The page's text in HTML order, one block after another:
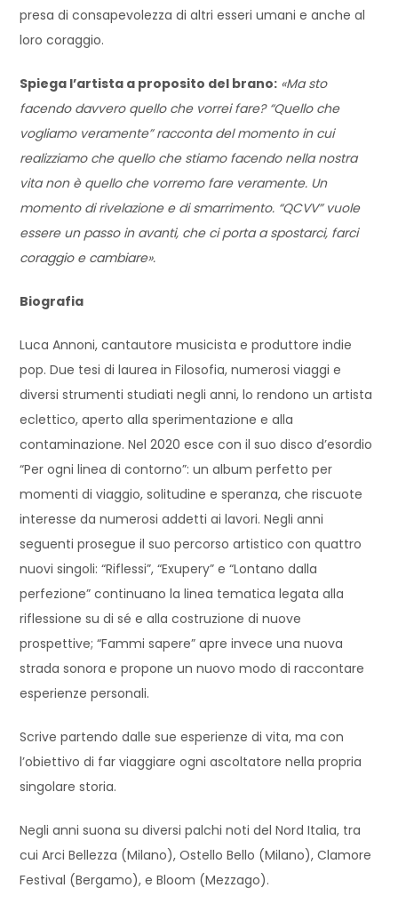
presa di consapevolezza di altri esseri umani e anche al
loro coraggio.
Spiega l’artista a proposito del brano: «Ma sto
facendo davvero quello che vorrei fare? “Quello che
vogliamo veramente” racconta del momento in cui
realizziamo che quello che stiamo facendo nella nostra
vita non è quello che vorremo fare veramente. Un
momento di rivelazione e di smarrimento. “QCVV” vuole
essere un passo in avanti, che ci porta a spostarci, farci
coraggio e cambiare».
Biografia
Luca Annoni, cantautore musicista e produttore indie
pop. Due tesi di laurea in Filosofia, numerosi viaggi e
diversi strumenti studiati negli anni, lo rendono un artista
eclettico, aperto alla sperimentazione e alla
contaminazione. Nel 2020 esce con il suo disco d’esordio
“Per ogni linea di contorno”: un album perfetto per
momenti di viaggio, solitudine e speranza, che riscuote
interesse da numerosi addetti ai lavori. Negli anni
seguenti prosegue il suo percorso artistico con quattro
nuovi singoli: “Riflessi”, “Exupery” e “Lontano dalla
perfezione” continuano la linea tematica legata alla
riflessione su di sé e alla costruzione di nuove
prospettive; “Fammi sapere” apre invece una nuova
strada sonora e propone un nuovo modo di raccontare
esperienze personali.
Scrive partendo dalle sue esperienze di vita, ma con
l’obiettivo di far viaggiare ogni ascoltatore nella propria
singolare storia.
Negli anni suona su diversi palchi noti del Nord Italia, tra
cui Arci Bellezza (Milano), Ostello Bello (Milano), Clamore
Festival (Bergamo), e Bloom (Mezzago).